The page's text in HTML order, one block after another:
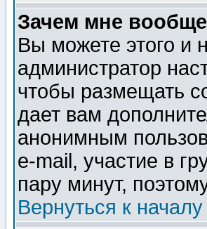
Зачем мне
Вы можете этого и
администратор
чтобы размещать
дает вам
анонимным
e-mail, участие в
пару минут,
Вернуться к началу